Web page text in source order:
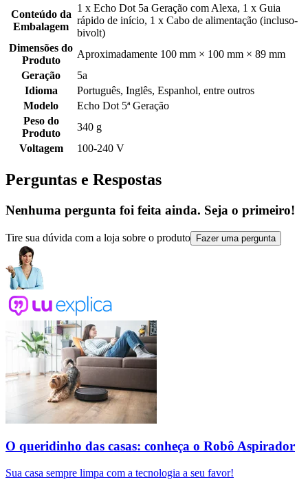
Conteúdo da
Embalagem
1 x Echo Dot 5a Geração com Alexa, 1 x Guia
rápido de início, 1 x Cabo de alimentação (incluso-
bivolt)
Dimensões do
Produto
Aproximadamente 100 mm × 100 mm × 89 mm
Geração
5a
Idioma
Português, Inglês, Espanhol, entre outros
Modelo
Echo Dot 5ª Geração
Peso do
Produto
340 g
Voltagem
100-240 V
Perguntas e Respostas
Nenhuma pergunta foi feita ainda. Seja o primeiro!
Tire sua dúvida com a loja sobre o produto Fazer uma pergunta
O queridinho das casas: conheça o Robô Aspirador
Sua casa sempre limpa com a tecnologia a seu favor!